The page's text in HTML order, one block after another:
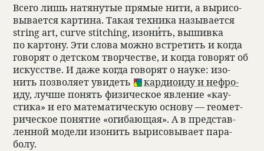
Всего лишь натя­ну­тые прямые нити, а выри­со­
вы­ва­ется кар­тина. Такая тех­ника назы­ва­ется
string art, curve stitching, изонить, вышивка
по кар­тону. Эти слова можно встре­тить и когда
гово­рят о дет­ском твор­че­стве, и когда гово­рят об
искус­стве. И даже когда гово­рят о науке: изо­
нить поз­во­ляет уви­деть
кар­дио­иду и неф­ро­
иду, лучше понять физи­че­ское явле­ние «кау­
стика» и его матема­ти­че­скую основу — геомет­
ри­че­ское поня­тие «оги­бающая». А в пред­став­
лен­ной модели изо­нить выри­со­вы­вает пара­
болу.